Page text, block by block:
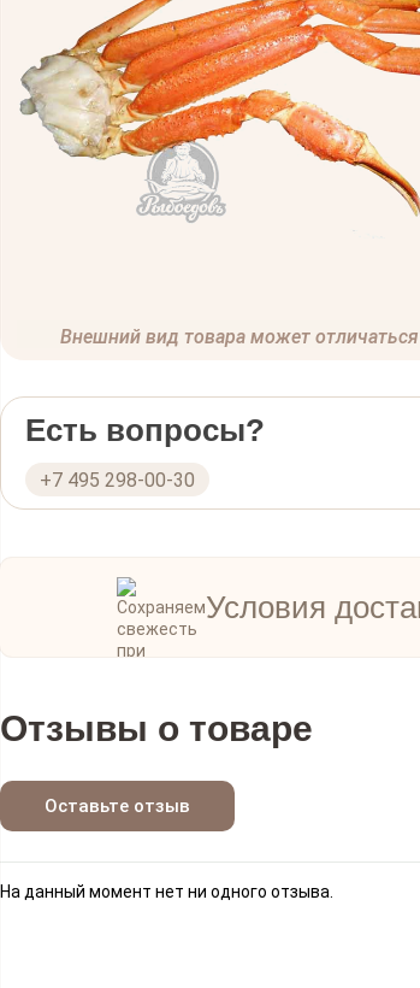
Внешний вид товара может
Есть вопросы?
+7 495 298-00-30
Условия
Отзывы о товаре
Оставьте отзыв
На данный момент нет ни одного отзыва.